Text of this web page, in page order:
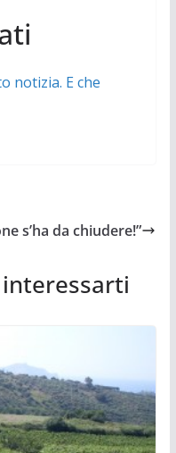
notizia. E che
s’ha da chiudere!”